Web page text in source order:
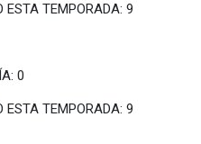
9
0
ESTA TEMPORADA: 9